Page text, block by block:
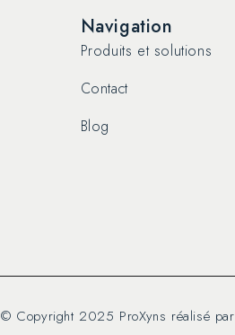
Navigation
Produits et solutions
Contact
Blog
© Copyright 2025 ProXyns réalisé par